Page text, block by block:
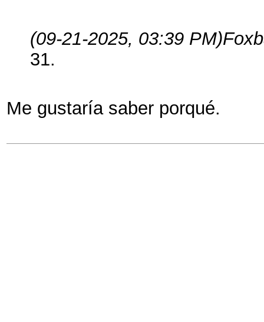
(09-21-2025, 03:39 PM)
31.
Me gustaría saber porqué.